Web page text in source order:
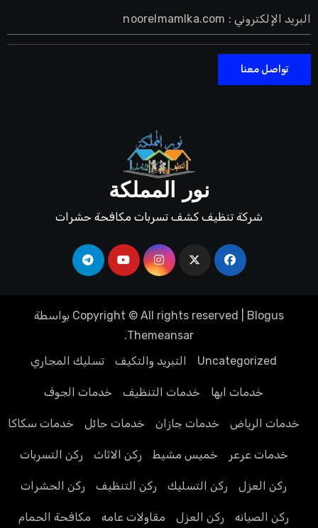
البريد الإلكتروني : noorelmamlka.com
تواصل معنا
نور المملكة
شركة تنظيف كشف تسربات مكافحة حشرات
Copyright © All rights reserved Blogus
بواسطة
Themeansar
.
Uncategorized
التبريد والتكيف تسليك المجاري
خدمات ابها خدمات التنظيف خدمات الجوف
خدمات الرياض خدمات جازان خدمات حائل خدمات سكاكا
خدمات عرعر خميس مشيط ركن الاثاث ركن التسربات
ركن العزل ركن التسليك ركن التنظيف ركن الحشرات
ركن الصيانه ركن العزل مقاولات عامه مكافحة الحمام